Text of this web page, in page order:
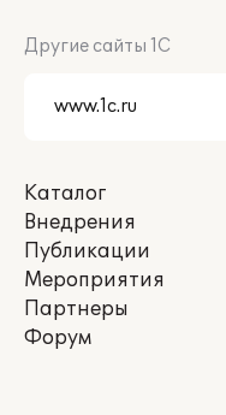
Другие сайты 1С
Каталог
Внедрения
Публикации
Мероприятия
Партнеры
Форум